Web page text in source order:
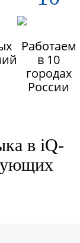
Работаем
в 10
городах
России
в iQ-